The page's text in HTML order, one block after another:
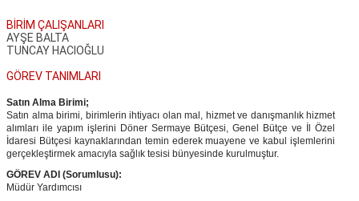
BİRİM ÇALIŞANLARI
AYŞE BALTA
TUNCAY HACIOĞLU
GÖREV TANIMLARI
Satın Alma Birimi;
Satın alma birimi, birimlerin ihtiyacı olan mal, hizmet ve danışmanlık hizmet
alımları ile yapım işlerini Döner Sermaye Bütçesi, Genel Bütçe ve İl Özel
İdaresi Bütçesi kaynaklarından temin ederek muayene ve kabul işlemlerini
gerçekleştirmek amacıyla sağlık tesisi bünyesinde kurulmuştur.
GÖREV ADI (Sorumlusu):
Müdür Yardımcısı